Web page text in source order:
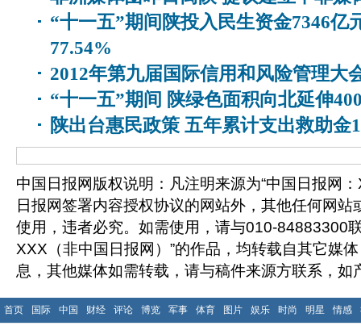
“十一五”期间陕投入民生资金7346亿
77.54%
2012年第九届国际信用和风险管理大
“十一五”期间 陕绿色面积向北延伸
陕出台惠民政策 五年累计支出救助金
中国日报网版权说明：凡注明来源为“中国日报网
日报网签署内容授权协议的网站外，其他任何网
使用，违者必究。如需使用，请与010-84883300
XXX（非中国日报网）”的作品，均转载自其它媒
息，其他媒体如需转载，请与稿件来源方联系，如
首页 国际 中国 财经 评论 博览 军事 体育 图片 娱乐 时尚 明星 情感